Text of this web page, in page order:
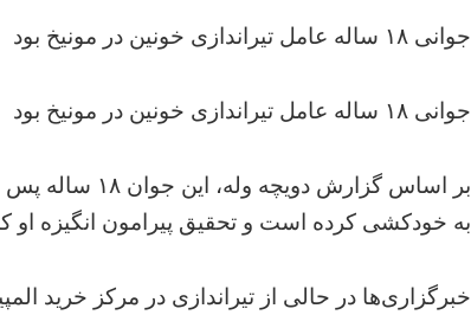
جوانی ۱۸ ساله عامل تیراندازی خونین در مونیخ بود
جوانی ۱۸ ساله عامل تیراندازی خونین در مونیخ بود
بر اساس گزارش
به خودکشی کرده است و تحقیق پیرامون انگیزه او
خبرگزاری‌ها در حالی از تیراندازی در مرکز خرید